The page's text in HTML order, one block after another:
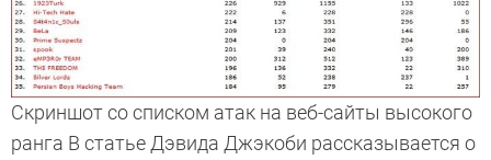
Скриншот со списком атак на веб-сайты высокого
ранга В статье Дэвида Джэкоби рассказывается о